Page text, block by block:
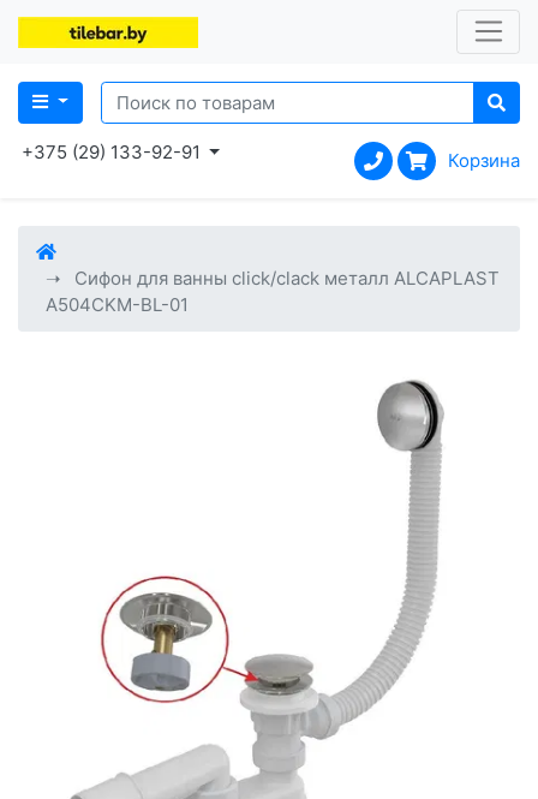
+375 (29) 133-92-91 Корзина
Сифон для ванны click/clack металл ALCAPLAST
A504CKM-BL-01